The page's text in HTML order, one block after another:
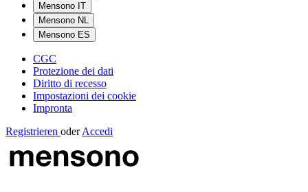
Mensono IT
Mensono NL
Mensono ES
CGC
Protezione dei dati
Diritto di recesso
Impostazioni dei cookie
Impronta
Registrieren oder Accedi